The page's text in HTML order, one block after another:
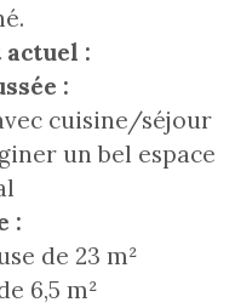
actuel :
:
cuisine/séjour
un bel espace
:
de 23 m²
6,5 m²